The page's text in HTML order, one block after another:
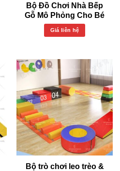
Bộ Đồ Chơi Nhà Bếp
Gỗ Mô Phỏng Cho Bé
Giá liên hệ
Bộ trò chơi leo trèo &